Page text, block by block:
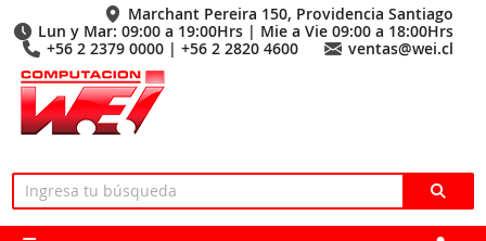
Marchant Pereira 150, Providencia Santiago
Lun y Mar: 09:00 a 19:00Hrs | Mie a Vie 09:00 a 18:00Hrs
+56 2 2379 0000 | +56 2 2820 4600
ventas@wei.cl